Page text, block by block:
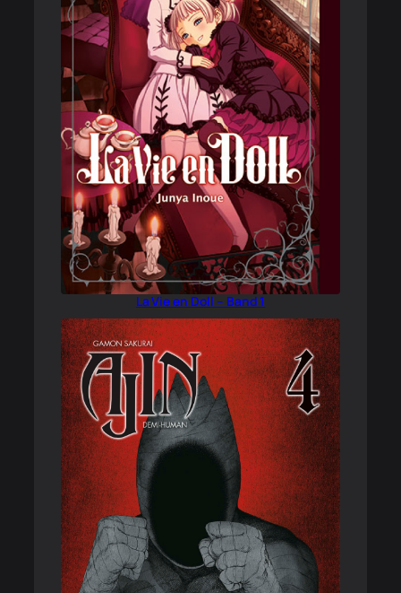
La Vie en Doll – Band 1